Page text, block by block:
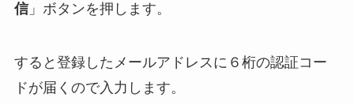
信」ボタンを押します。
すると登録したメールアドレスに６桁の認証コー
ドが届くので入力します。